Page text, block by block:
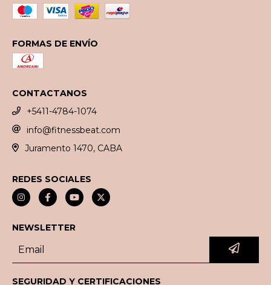
FORMAS DE ENVÍO
CONTACTANOS
+5411-4784-1074
info@fitnessbeat.com
Juramento 1470, CABA
REDES SOCIALES
NEWSLETTER
SEGURIDAD Y CERTIFICACIONES